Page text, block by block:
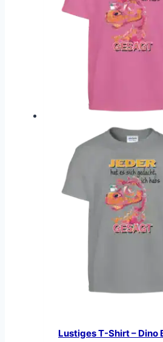
Lustiges T-Shirt – Dino